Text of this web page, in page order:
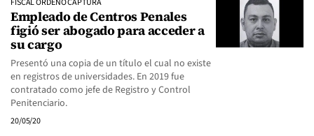
FISCAL ORDENÓ CAPTURA
Empleado de Centros Penales
figió ser abogado para acceder a
su cargo
Presentó una copia de un título el cual no existe
en registros de universidades. En 2019 fue
contratado como jefe de Registro y Control
Penitenciario.
20/05/20